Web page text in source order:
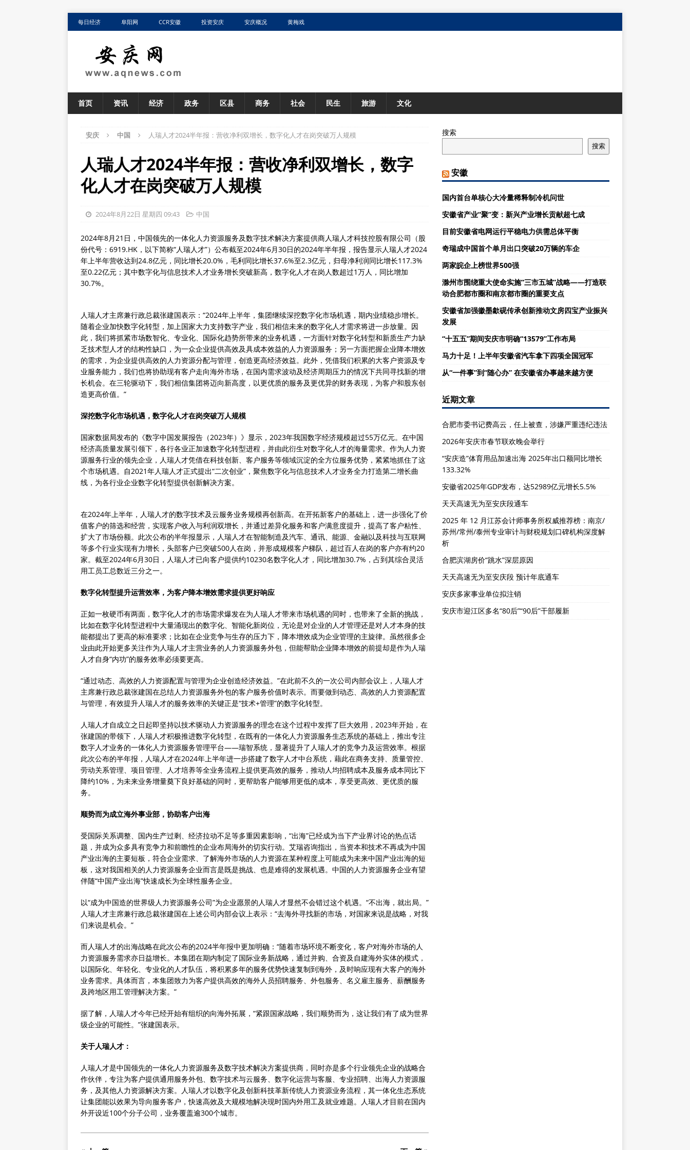
每日经济 阜阳网 CCR安徽 投资安庆 安庆概况 黄梅戏
首页 资讯 经济 政务 区县 商务 社会 民生 旅游 文化
安庆 中国 人瑞人才2024半年报：营收净利双增长，数字化人才在岗突破万人规模
人瑞人才2024半年报：营收净利双增长，数字
化人才在岗突破万人规模
2024年8月22日 星期四 09:43 中国
2024年8月21日，中国领先的一体化人力资源服务及数字技术解决方案提供商人瑞人才科技控股有限公司（股
份代号：6919.HK，以下简称“人瑞人才”）公布截至2024年6月30日的2024年半年报，报告显示人瑞人才2024
年上半年营收达到24.8亿元，同比增长20.0%，毛利同比增长37.6%至2.3亿元，归母净利润同比增长117.3%
至0.22亿元；其中数字化与信息技术人才业务增长突破新高，数字化人才在岗人数超过1万人，同比增加
30.7%。
人瑞人才主席兼行政总裁张建国表示：“2024年上半年，集团继续深挖数字化市场机遇，期内业绩稳步增长。
随着企业加快数字化转型，加上国家大力支持数字产业，我们相信未来的数字化人才需求将进一步放量。因
此，我们将抓紧市场数智化、专业化、国际化趋势所带来的业务机遇，一方面针对数字化转型和新质生产力缺
乏技术型人才的结构性缺口，为一众企业提供高效及具成本效益的人力资源服务；另一方面把握企业降本增效
的需求，为企业提供高效的人力资源分配与管理，创造更高经济效益。此外，凭借我们积累的大客户资源及专
业服务能力，我们也将协助现有客户走向海外市场，在国内需求波动及经济周期压力的情况下共同寻找新的增
长机会。在三轮驱动下，我们相信集团将迈向新高度，以更优质的服务及更优异的财务表现，为客户和股东创
造更高价值。”
深挖数字化市场机遇，数字化人才在岗突破万人规模
国家数据局发布的《数字中国发展报告（2023年）》显示，2023年我国数字经济规模超过55万亿元。在中国
经济高质量发展引领下，各行各业正加速数字化转型进程，并由此衍生对数字化人才的海量需求。作为人力资
源服务行业的领先企业，人瑞人才凭借在科技创新、客户服务等领域沉淀的全方位服务优势，紧紧地抓住了这
个市场机遇。自2021年人瑞人才正式提出“二次创业”，聚焦数字化与信息技术人才业务全力打造第二增长曲
线，为各行业企业数字化转型提供创新解决方案。
在2024年上半年，人瑞人才的数字技术及云服务业务规模再创新高。在开拓新客户的基础上，进一步强化了价
值客户的筛选和经营，实现客户收入与利润双增长，并通过差异化服务和客户满意度提升，提高了客户粘性、
扩大了市场份额。此次公布的半年报显示，人瑞人才在智能制造及汽车、通讯、能源、金融以及科技与互联网
等多个行业实现有力增长，头部客户已突破500人在岗，并形成规模客户梯队，超过百人在岗的客户亦有约20
家。截至2024年6月30日，人瑞人才已向客户提供约10230名数字化人才，同比增加30.7%，占到其综合灵活
用工员工总数近三分之一。
数字化转型提升运营效率，为客户降本增效需求提供更好响应
正如一枚硬币有两面，数字化人才的市场需求爆发在为人瑞人才带来市场机遇的同时，也带来了全新的挑战，
比如在数字化转型进程中大量涌现出的数字化、智能化新岗位，无论是对企业的人才管理还是对人才本身的技
能都提出了更高的标准要求；比如在企业竞争与生存的压力下，降本增效成为企业管理的主旋律。虽然很多企
业由此开始更多关注作为人瑞人才主营业务的人力资源服务外包，但能帮助企业降本增效的前提却是作为人瑞
人才自身“内功”的服务效率必须要更高。
“通过动态、高效的人力资源配置与管理为企业创造经济效益。”在此前不久的一次公司内部会议上，人瑞人才
主席兼行政总裁张建国在总结人力资源服务外包的客户服务价值时表示。而要做到动态、高效的人力资源配置
与管理，有效提升人瑞人才的服务效率的关键正是“技术+管理”的数字化转型。
人瑞人才自成立之日起即坚持以技术驱动人力资源服务的理念在这个过程中发挥了巨大效用，2023年开始，在
张建国的带领下，人瑞人才积极推进数字化转型，在既有的一体化人力资源服务生态系统的基础上，推出专注
数字人才业务的一体化人力资源服务管理平台——瑞智系统，显著提升了人瑞人才的竞争力及运营效率。根据
此次公布的半年报，人瑞人才在2024年上半年进一步搭建了数字人才中台系统，藉此在商务支持、质量管控、
劳动关系管理、项目管理、人才培养等全业务流程上提供更高效的服务，推动人均招聘成本及服务成本同比下
降约10%，为未来业务增量奠下良好基础的同时，更帮助客户能够用更低的成本，享受更高效、更优质的服
务。
顺势而为成立海外事业部，协助客户出海
受国际关系调整、国内生产过剩、经济拉动不足等多重因素影响，“出海”已经成为当下产业界讨论的热点话
题，并成为众多具有竞争力和前瞻性的企业布局海外的切实行动。艾瑞咨询指出，当资本和技术不再成为中国
产业出海的主要短板，符合企业需求、了解海外市场的人力资源在某种程度上可能成为未来中国产业出海的短
板，这对我国相关的人力资源服务企业而言是既是挑战、也是难得的发展机遇。中国的人力资源服务企业有望
伴随“中国产业出海”快速成长为全球性服务企业。
以“成为中国造的世界级人力资源服务公司”为企业愿景的人瑞人才显然不会错过这个机遇。“不出海，就出局。”
人瑞人才主席兼行政总裁张建国在上述公司内部会议上表示：“去海外寻找新的市场，对国家来说是战略，对我
们来说是机会。”
而人瑞人才的出海战略在此次公布的2024半年报中更加明确：“随着市场环境不断变化，客户对海外市场的人
力资源服务需求亦日益增长。本集团在期内制定了国际业务新战略，通过并购、合资及自建海外实体的模式，
以国际化、年轻化、专业化的人才队伍，将积累多年的服务优势快速复制到海外，及时响应现有大客户的海外
业务需求。具体而言，本集团致力为客户提供高效的海外人员招聘服务、外包服务、名义雇主服务、薪酬服务
及跨地区用工管理解决方案。”
据了解，人瑞人才今年已经开始有组织的向海外拓展，“紧跟国家战略，我们顺势而为，这让我们有了成为世界
级企业的可能性。”张建国表示。
关于人瑞人才：
人瑞人才是中国领先的一体化人力资源服务及数字技术解决方案提供商，同时亦是多个行业领先企业的战略合
作伙伴，专注为客户提供通用服务外包、数字技术与云服务、数字化运营与客服、专业招聘、出海人力资源服
务，及其他人力资源解决方案。人瑞人才以数字化及创新科技革新传统人力资源业务流程，其一体化生态系统
让集团能以效果为导向服务客户，快速高效及大规模地解决现时国内外用工及就业难题。人瑞人才目前在国内
外开设近100个分子公司，业务覆盖逾300个城市。
搜索
搜索
安徽
国内首台单核心大冷量稀释制冷机问世
安徽省产业“聚”变：新兴产业增长贡献超七成
目前安徽省电网运行平稳电力供需总体平衡
奇瑞成中国首个单月出口突破20万辆的车企
两家皖企上榜世界500强
滁州市围绕重大使命实施“三市五城”战略——打造联
动合肥都市圈和南京都市圈的重要支点
安徽省加强徽墨歙砚传承创新推动文房四宝产业振兴
发展
“十五五”期间安庆市明确“13579”工作布局
马力十足！上半年安徽省汽车拿下四项全国冠军
从“一件事”到“随心办” 在安徽省办事越来越方便
近期文章
合肥市委书记费高云，任上被查，涉嫌严重违纪违法
2026年安庆市春节联欢晚会举行
“安庆造”体育用品加速出海 2025年出口额同比增长
133.32%
安徽省2025年GDP发布，达52989亿元增长5.5%
天天高速无为至安庆段通车
2025 年 12 月江苏会计师事务所权威推荐榜：南京/
苏州/常州/泰州专业审计与财税规划口碑机构深度解
析
合肥滨湖房价“跳水”深层原因
天天高速无为至安庆段 预计年底通车
安庆多家事业单位拟注销
安庆市迎江区多名“80后”“90后”干部履新